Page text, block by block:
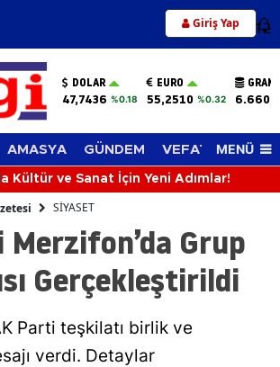
Giriş Yap 12
DOLAR
47,7436 %0.18
EURO
55,2510 %0.32
AMASYA GÜNDEM VEFAT EDENLER
MENÜ
Kültür ve Sanat İçin Yeni Adımlar!
SİYASET
Grup
Gerçekleştirildi
Parti teşkilatı birlik ve
verdi. Detaylar